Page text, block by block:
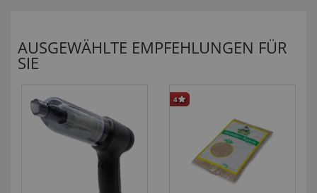
AUSGEWÄHLTE EMPFEHLUNGEN FÜR
SIE
4